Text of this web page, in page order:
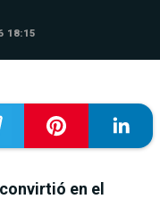
18:15
en el